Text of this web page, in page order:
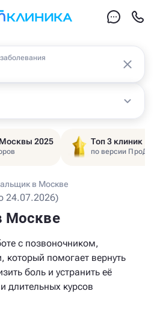
2025 Топ 3 клиник
по версии
в Москве
24.07.2026)
Москве
с позвоночником,
помогает вернуть
боль и устранить её
длительных курсов